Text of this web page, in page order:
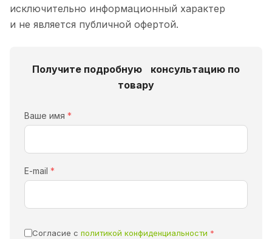
исключительно информационный характер
и не является публичной офертой.
Получите подробную консультацию по
товару
Ваше имя *
E-mail *
Согласие с политикой конфиденциальности *